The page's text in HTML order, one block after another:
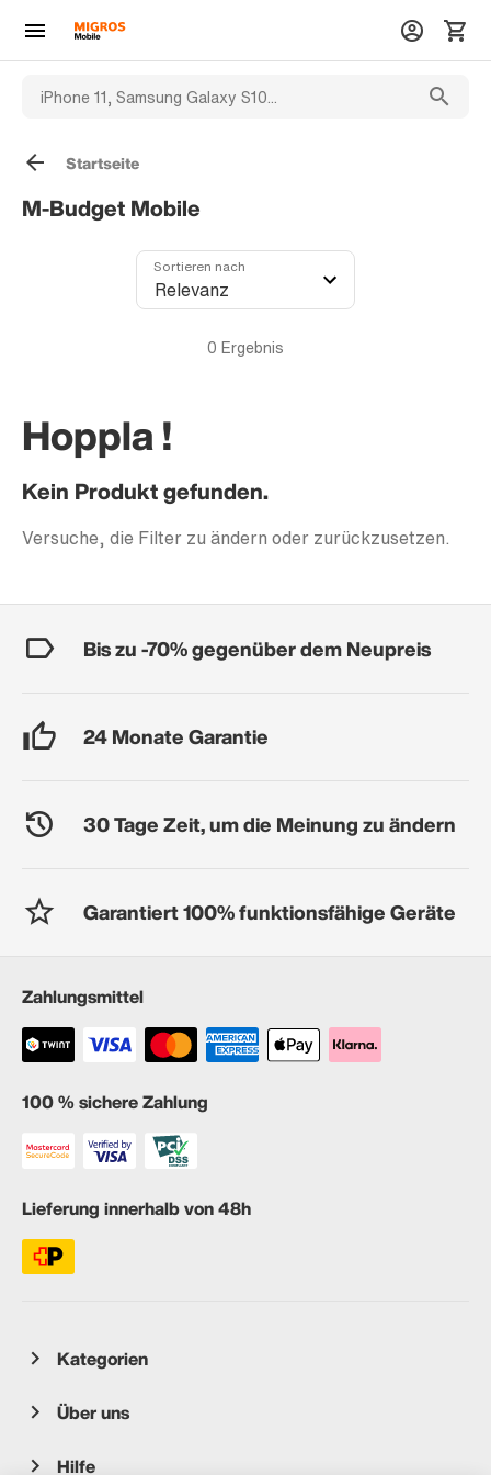
Startseite
M-Budget Mobile
0 Ergebnis
Sortieren nach
Hoppla !
Kein Produkt gefunden.
Versuche, die Filter zu ändern oder zurückzusetzen.
Bis zu -70% gegenüber dem Neupreis
24 Monate Garantie
30 Tage Zeit, um die Meinung zu ändern
Garantiert 100% funktionsfähige Geräte
Zahlungsmittel
100 % sichere Zahlung
Lieferung innerhalb von 48h
Kategorien
Über uns
Hilfe